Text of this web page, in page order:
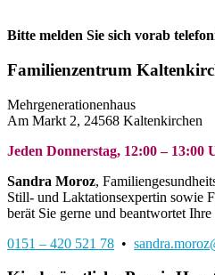
Bitte melden Sie sich vorab
Familienzentrum
Mehrgenerationenhaus
Am Markt 2, 24568 Kaltenkirchen
Jeden Donnerstag, 12:00 – 13:00
Sandra Moroz,
Still- und Laktationsexpertin sowie
berät Sie gerne und beantwortet Ihre
0151 – 420 521 78 •